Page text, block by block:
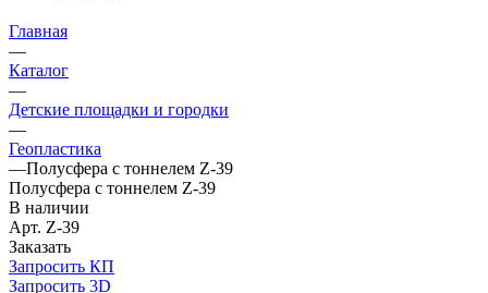
Главная
—
Каталог
—
Детские площадки и городки
—
Геопластика
—Полусфера с тоннелем Z-39
Полусфера с тоннелем Z-39
В наличии
Арт. Z-39
Заказать
Запросить КП
Запросить 3D